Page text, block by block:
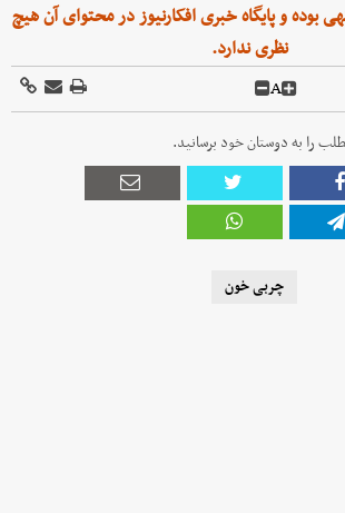
بوده و پایگاه خبری افکارنیوز در محتوای آن هیچ
نظری ندارد.
A
را به دوستان خود برسانید.
چربی خون